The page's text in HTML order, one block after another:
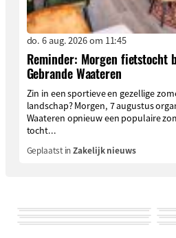
do. 6 aug. 2026 om 11:45
Reminder: Morgen fietstocht
Gebrande Waateren
Zin in een sportieve en gezellige
landschap? Morgen, 7 augustus
Waateren opnieuw een populaire
tocht...
Geplaatst inZakelijk nieuws